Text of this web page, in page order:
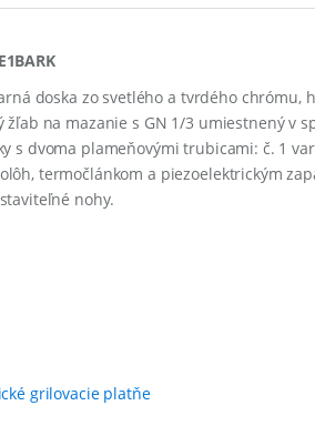
doska zo svetlého a tvrdého chrómu,
na mazanie s GN 1/3 umiestnený v
s dvoma plameňovými trubicami: č. 1
termočlánkom a piezoelektrickým
nohy.
grilovacie platňe